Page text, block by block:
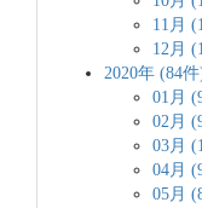
11月
12月
2020年 (84件
01月
02月
03月
04月
05月